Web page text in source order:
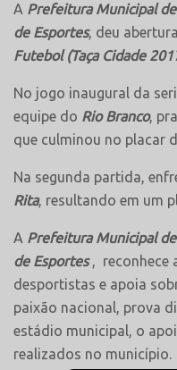
A Prefeitura Municipal
de Esportes, deu
Futebol (Taça Cidade
No jogo inaugural da
equipe do Rio Branco,
que culminou no placar
Na segunda partida,
Rita, resultando em um
A Prefeitura Municipal
de Esportes, reconhece
desportistas e apoia
paixão nacional, prova
estádio municipal, o
realizados no município.